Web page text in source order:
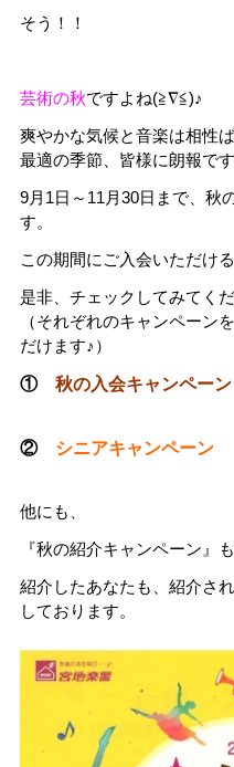
そう！！
芸術の秋ですよね(≧∇≦)♪
爽やかな気候と音楽は相性
最適の季節、皆様に朗報で
9月1日～11月30日まで、秋
す。
この期間にご入会いただけ
是非、チェックしてみてく
（それぞれのキャンペーン
だけます♪）
① 秋の入会キャンペーン
② シニアキャンペーン
他にも、
『秋の紹介キャンペーン』
紹介したあなたも、紹介さ
しております。